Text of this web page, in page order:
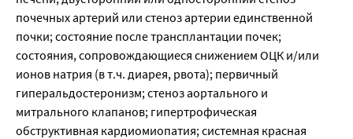
почечных артерий или стеноз артерии единственной
почки; состояние после трансплантации почек;
состояния, сопровождающиеся снижением ОЦК и/или
ионов натрия (в т.ч. диарея, рвота); первичный
гиперальдостеронизм; стеноз аортального и
митрального клапанов; гипертрофическая
обструктивная кардиомиопатия; системная красная